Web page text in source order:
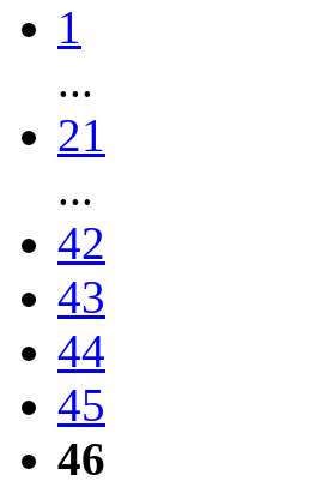
1
...
21
...
42
43
44
45
46